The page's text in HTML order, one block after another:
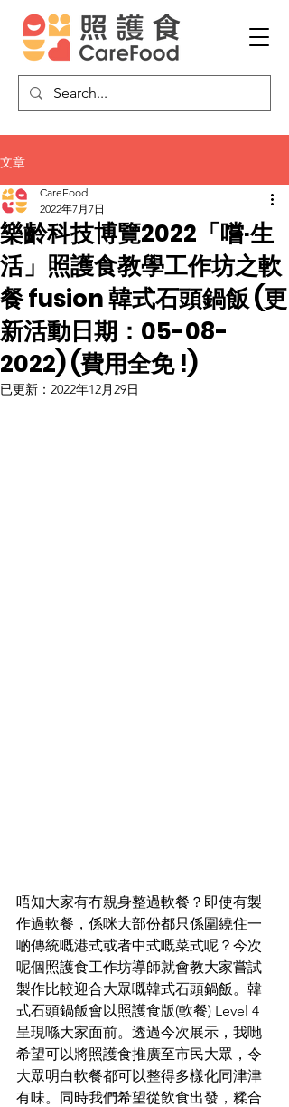
文章
樂齡科技博覽2022「嚐·生
活」照護食教學工作坊之軟
餐 fusion 韓式石頭鍋飯 (更
新活動日期：05-08-
2022) (費用全免 !)
CareFood
2022年7月7日
已更新： 2022年12月29日
唔知大家有冇親身整過軟餐？即使有製
作過軟餐，係咪大部份都只係圍繞住一
啲傳統嘅港式或者中式嘅菜式呢？今次
呢個照護食工作坊導師就會教大家嘗試
製作比較迎合大眾嘅韓式石頭鍋飯。韓
式石頭鍋飯會以照護食版(軟餐) Level 4
呈現喺大家面前。透過今次展示，我哋
希望可以將照護食推廣至市民大眾，令
大眾明白軟餐都可以整得多樣化同津津
有味。同時我們希望從飲食出發，糅合